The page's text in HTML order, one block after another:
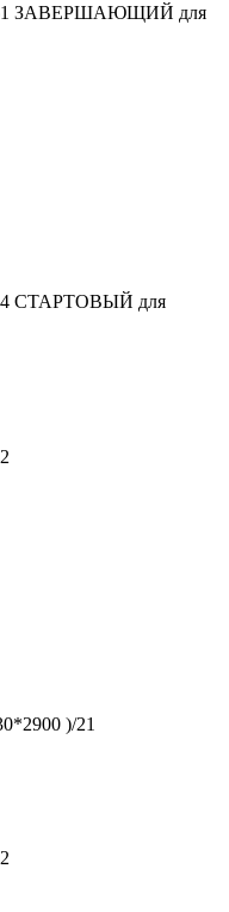
61 ЗАВЕРШАЮЩИЙ для
СТАРТОВЫЙ для
)/21